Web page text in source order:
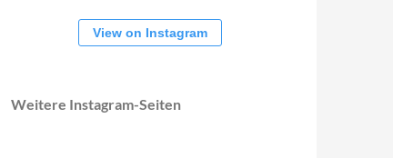
View on Instagram
Weitere Instagram-Seiten